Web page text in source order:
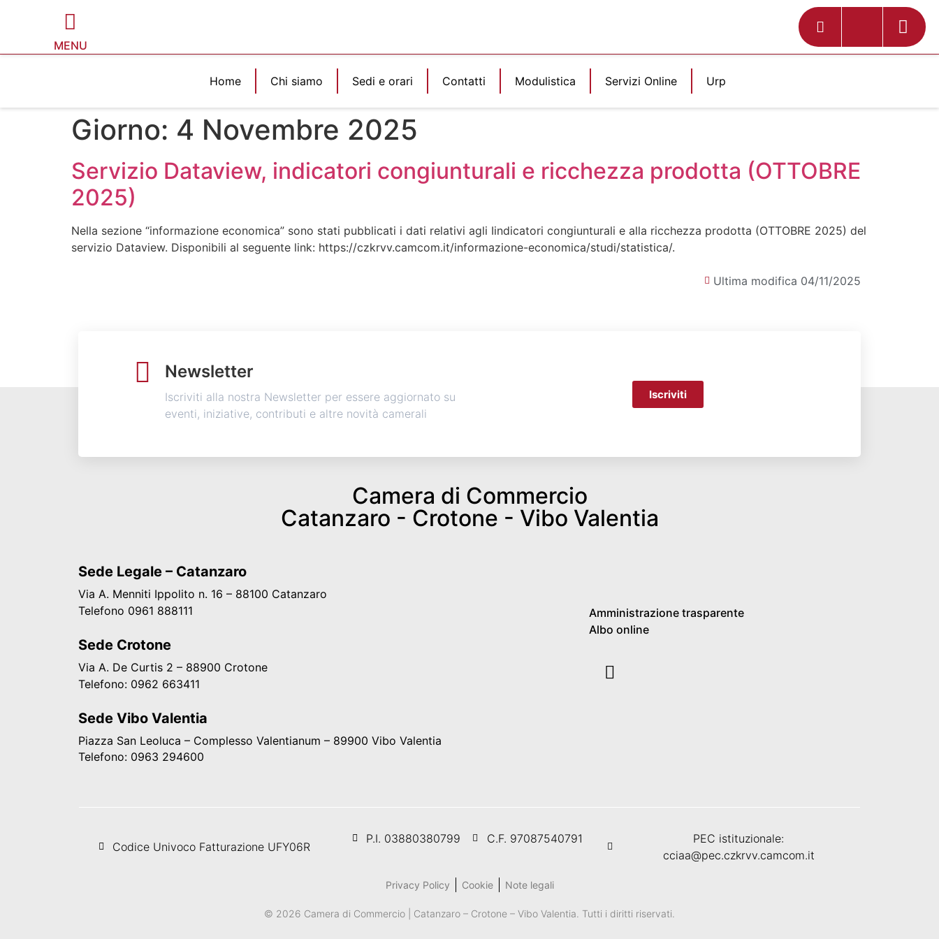
MENU
Home Chi siamo Sedi e orari Contatti Modulistica Servizi Online Urp
Giorno: 4 Novembre 2025
Servizio Dataview, indicatori congiunturali e ricchezza prodotta (OTTOBRE
2025)
Nella sezione “informazione economica” sono stati pubblicati i dati relativi agli Iindicatori congiunturali e alla ricchezza prodotta (OTTOBRE 2025) del
servizio Dataview. Disponibili al seguente link: https://czkrvv.camcom.it/informazione-economica/studi/statistica/.
Ultima modifica 04/11/2025
Newsletter
Iscriviti alla nostra Newsletter per essere aggiornato su
eventi, iniziative, contributi e altre novità camerali
Iscriviti
Camera di Commercio
Catanzaro - Crotone - Vibo Valentia
Sede Legale – Catanzaro
Via A. Menniti Ippolito n. 16 – 88100 Catanzaro
Telefono 0961 888111
Sede Crotone
Via A. De Curtis 2 – 88900 Crotone
Telefono: 0962 663411
Sede Vibo Valentia
Piazza San Leoluca – Complesso Valentianum – 89900 Vibo Valentia
Telefono: 0963 294600
Amministrazione trasparente
Albo online
Codice Univoco Fatturazione UFY06R
P.I. 03880380799 C.F. 97087540791
PEC istituzionale:
cciaa@pec.czkrvv.camcom.it
Privacy Policy Cookie Note legali
© 2026 Camera di Commercio | Catanzaro – Crotone – Vibo Valentia. Tutti i diritti riservati.